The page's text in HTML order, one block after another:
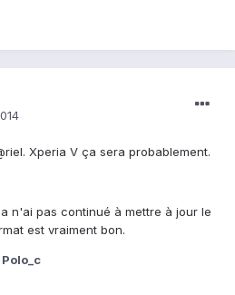
Xperia V ça sera probablement.
n'ai pas continué à mettre à jour le
est vraiment bon.